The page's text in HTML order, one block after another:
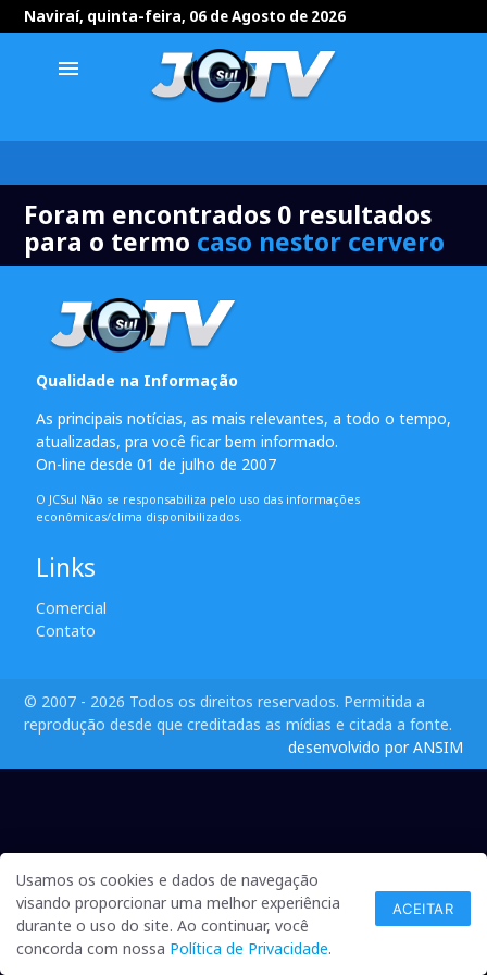
Naviraí, quinta-feira, 06 de Agosto de 2026
menu
Foram encontrados 0 resultados
para o termo caso nestor cervero
Qualidade na Informação
As principais notícias, as mais relevantes, a todo o tempo,
atualizadas, pra você ficar bem informado.
On-line desde 01 de julho de 2007
O JCSul Não se responsabiliza pelo uso das informações
econômicas/clima disponibilizados.
Links
Comercial
Contato
© 2007 - 2026 Todos os direitos reservados. Permitida a
reprodução desde que creditadas as mídias e citada a fonte.
desenvolvido por ANSIM
Usamos os cookies e dados de navegação
visando proporcionar uma melhor experiência
durante o uso do site. Ao continuar, você
concorda com nossa Política de Privacidade.
ACEITAR